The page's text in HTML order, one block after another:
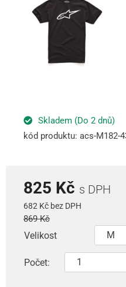
Skladem (Do 2 dnů)
kód produktu: acs-M182-
825 Kč s DPH
682 Kč bez DPH
869 Kč
Velikost
Počet: